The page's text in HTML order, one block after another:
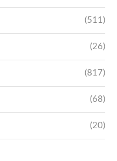
(511)
(26)
(817)
(68)
(20)